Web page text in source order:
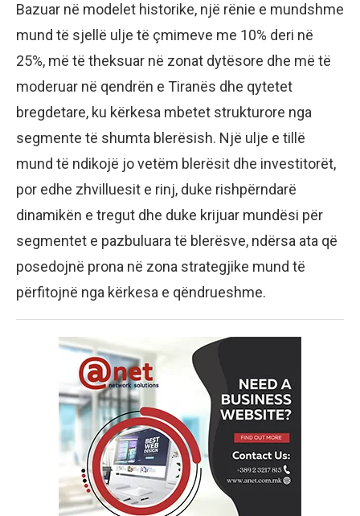
Bazuar në modelet historike, një rënie e mundshme
mund të sjellë ulje të çmimeve me 10% deri në
25%, më të theksuar në zonat dytësore dhe më të
moderuar në qendrën e Tiranës dhe qytetet
bregdetare, ku kërkesa mbetet strukturore nga
segmente të shumta blerësish. Një ulje e tillë
mund të ndikojë jo vetëm blerësit dhe investitorët,
por edhe zhvilluesit e rinj, duke rishpërndarë
dinamikën e tregut dhe duke krijuar mundësi për
segmentet e pazbuluara të blerësve, ndërsa ata që
posedojnë prona në zona strategjike mund të
përfitojnë nga kërkesa e qëndrueshme.